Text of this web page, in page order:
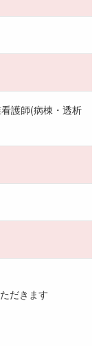
護師(病棟・透析
だきます